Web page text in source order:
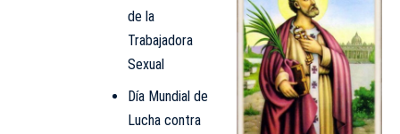
de la
Trabajadora
Sexual​
Día Mundial de
Lucha contra